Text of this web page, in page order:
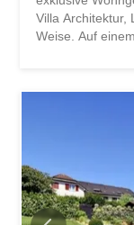
Villa Architektur,
Weise. Auf
ruhige und
Betreten
den Räumen
Das
klaren Linien
Essbereich und